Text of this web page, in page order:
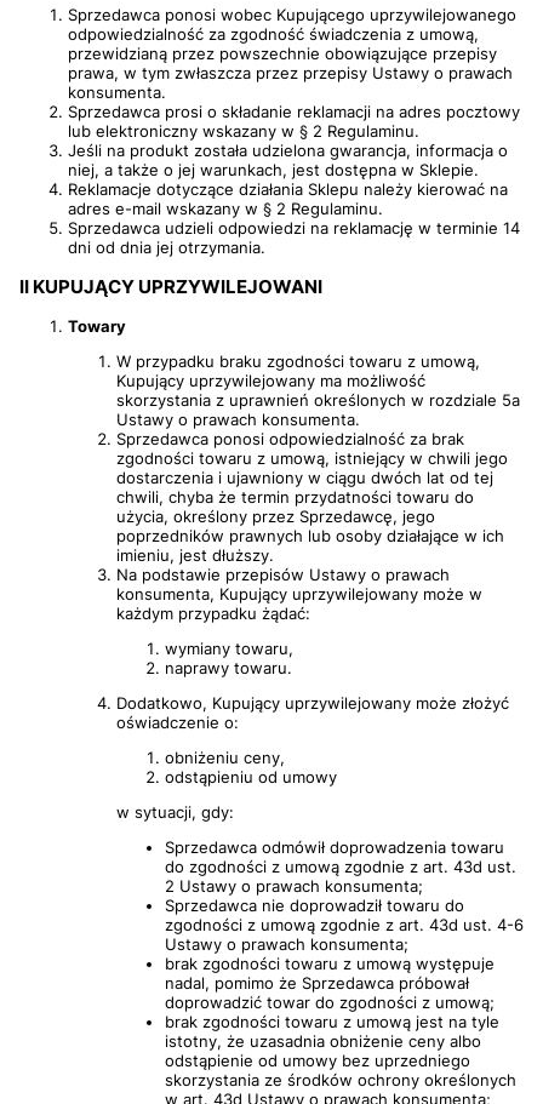
Sprzedawca ponosi wobec Kupującego uprzywilejowanego
odpowiedzialność za zgodność świadczenia z umową,
przewidzianą przez powszechnie obowiązujące przepisy
prawa, w tym zwłaszcza przez przepisy Ustawy o prawach
konsumenta.
Sprzedawca prosi o składanie reklamacji na adres pocztowy
lub elektroniczny wskazany w § 2 Regulaminu.
Jeśli na produkt została udzielona gwarancja, informacja o
niej, a także o jej warunkach, jest dostępna w Sklepie.
Reklamacje dotyczące działania Sklepu należy kierować na
adres e-mail wskazany w § 2 Regulaminu.
Sprzedawca udzieli odpowiedzi na reklamację w terminie 14
dni od dnia jej otrzymania.
II KUPUJĄCY UPRZYWILEJOWANI
Towary
W przypadku braku zgodności towaru z umową,
Kupujący uprzywilejowany ma możliwość
skorzystania z uprawnień określonych w rozdziale 5a
Ustawy o prawach konsumenta.
Sprzedawca ponosi odpowiedzialność za brak
zgodności towaru z umową, istniejący w chwili jego
dostarczenia i ujawniony w ciągu dwóch lat od tej
chwili, chyba że termin przydatności towaru do
użycia, określony przez Sprzedawcę, jego
poprzedników prawnych lub osoby działające w ich
imieniu, jest dłuższy.
Na podstawie przepisów Ustawy o prawach
konsumenta, Kupujący uprzywilejowany może w
każdym przypadku żądać:
wymiany towaru,
naprawy towaru.
Dodatkowo, Kupujący uprzywilejowany może złożyć
oświadczenie o:
obniżeniu ceny,
odstąpieniu od umowy
w sytuacji, gdy:
Sprzedawca odmówił doprowadzenia towaru
do zgodności z umową zgodnie z art. 43d ust.
2 Ustawy o prawach konsumenta;
Sprzedawca nie doprowadził towaru do
zgodności z umową zgodnie z art. 43d ust. 4-6
Ustawy o prawach konsumenta;
brak zgodności towaru z umową występuje
nadal, pomimo że Sprzedawca próbował
doprowadzić towar do zgodności z umową;
brak zgodności towaru z umową jest na tyle
istotny, że uzasadnia obniżenie ceny albo
odstąpienie od umowy bez uprzedniego
skorzystania ze środków ochrony określonych
w art. 43d Ustawy o prawach konsumenta;